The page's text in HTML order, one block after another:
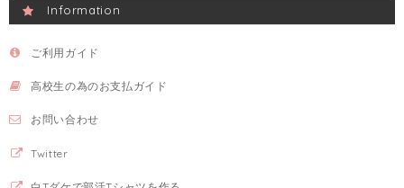
Information
ご利用ガイド
高校生の為のお支払ガイド
お問い合わせ
Twitter